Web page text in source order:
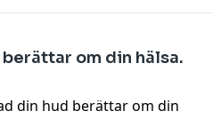
berättar om din hälsa.
din hud berättar om din